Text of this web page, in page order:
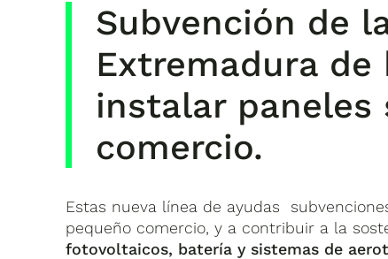
Subvención de
Extremadura de
instalar paneles
comercio.
Estas nueva línea de ayudas
pequeño comercio, y a contribuir a la
fotovoltaicos, batería y sistemas de